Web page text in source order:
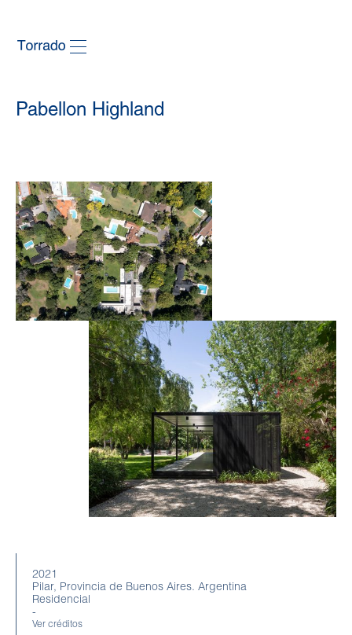
Pabellon Highland
2021
Pilar, Provincia de Buenos Aires. Argentina
Residencial
-
Ver créditos